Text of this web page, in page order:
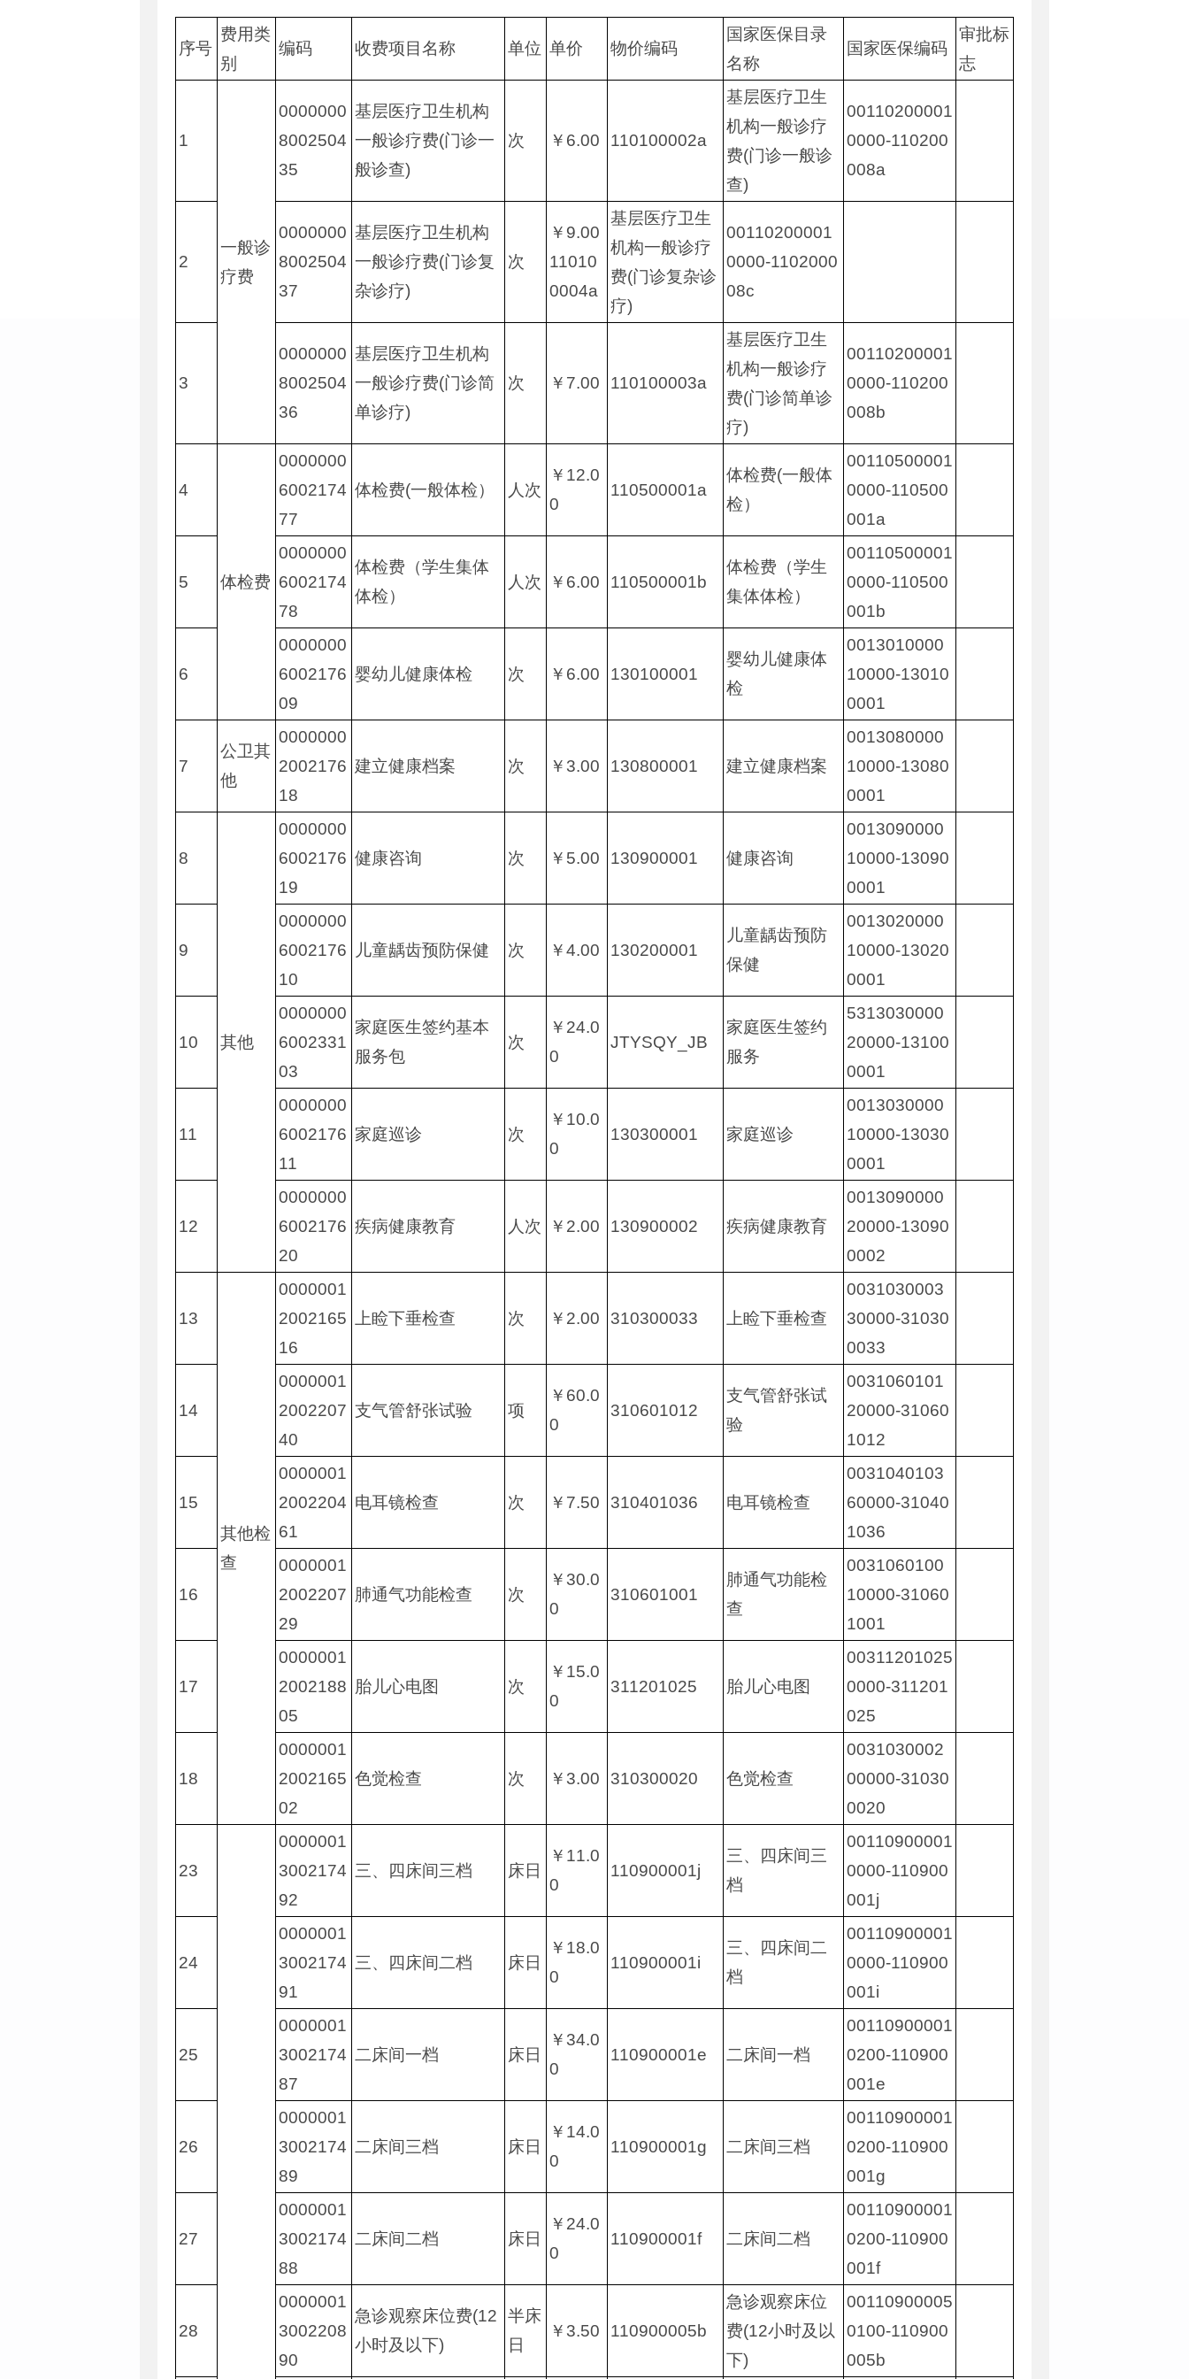
序号
费用类
别
编码 收费项目名称 单位 单价 物价编码
国家医保目录
名称
国家医保编码
审批标
志
1
一般诊
疗费
0000000
8002504
35
基层医疗卫生机构
一般诊疗费(门诊一
般诊查)
次 ￥6.00 110100002a
基层医疗卫生
机构一般诊疗
费(门诊一般诊
查)
00110200001
0000-110200
008a
2
0000000
8002504
37
基层医疗卫生机构
一般诊疗费(门诊复
杂诊疗)
次
￥9.00
11010
0004a
基层医疗卫生
机构一般诊疗
费(门诊复杂诊
疗)
00110200001
0000-1102000
08c
3
0000000
8002504
36
基层医疗卫生机构
一般诊疗费(门诊简
单诊疗)
次 ￥7.00 110100003a
基层医疗卫生
机构一般诊疗
费(门诊简单诊
疗)
00110200001
0000-110200
008b
4
体检费
0000000
6002174
77
体检费(一般体检） 人次
￥12.0
0
110500001a
体检费(一般体
检）
00110500001
0000-110500
001a
5
0000000
6002174
78
体检费（学生集体
体检）
人次 ￥6.00 110500001b
体检费（学生
集体体检）
00110500001
0000-110500
001b
6
0000000
6002176
09
婴幼儿健康体检 次 ￥6.00 130100001
婴幼儿健康体
检
0013010000
10000-13010
0001
7
公卫其
他
0000000
2002176
18
建立健康档案 次 ￥3.00 130800001 建立健康档案
0013080000
10000-13080
0001
8
其他
0000000
6002176
19
健康咨询 次 ￥5.00 130900001 健康咨询
0013090000
10000-13090
0001
9
0000000
6002176
10
儿童龋齿预防保健 次 ￥4.00 130200001
儿童龋齿预防
保健
0013020000
10000-13020
0001
10
0000000
6002331
03
家庭医生签约基本
服务包
次
￥24.0
0
JTYSQY_JB
家庭医生签约
服务
5313030000
20000-13100
0001
11
0000000
6002176
11
家庭巡诊 次
￥10.0
0
130300001 家庭巡诊
0013030000
10000-13030
0001
12
0000000
6002176
20
疾病健康教育 人次 ￥2.00 130900002 疾病健康教育
0013090000
20000-13090
0002
13
其他检
查
0000001
2002165
16
上睑下垂检查 次 ￥2.00 310300033 上睑下垂检查
0031030003
30000-31030
0033
14
0000001
2002207
40
支气管舒张试验 项
￥60.0
0
310601012
支气管舒张试
验
0031060101
20000-31060
1012
15
0000001
2002204
61
电耳镜检查 次 ￥7.50 310401036 电耳镜检查
0031040103
60000-31040
1036
16
0000001
2002207
29
肺通气功能检查 次
￥30.0
0
310601001
肺通气功能检
查
0031060100
10000-31060
1001
17
0000001
2002188
05
胎儿心电图 次
￥15.0
0
311201025 胎儿心电图
00311201025
0000-311201
025
18
0000001
2002165
02
色觉检查 次 ￥3.00 310300020 色觉检查
0031030002
00000-31030
0020
23
0000001
3002174
92
三、四床间三档 床日
￥11.0
0
110900001j
三、四床间三
档
00110900001
0000-110900
001j
24
0000001
3002174
91
三、四床间二档 床日
￥18.0
0
110900001i
三、四床间二
档
00110900001
0000-110900
001i
25
0000001
3002174
87
二床间一档 床日
￥34.0
0
110900001e 二床间一档
00110900001
0200-110900
001e
26
0000001
3002174
89
二床间三档 床日
￥14.0
0
110900001g 二床间三档
00110900001
0200-110900
001g
27
0000001
3002174
88
二床间二档 床日
￥24.0
0
110900001f 二床间二档
00110900001
0200-110900
001f
28
0000001
3002208
90
急诊观察床位费(12
小时及以下)
半床
日
￥3.50 110900005b
急诊观察床位
费(12小时及以
下)
00110900005
0100-110900
005b